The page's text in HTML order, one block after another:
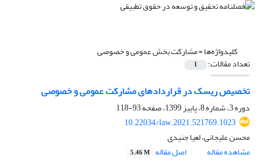
کلیدواژه‌ها =مشارکت بخش عمومی‌ و خصوصی
تعداد مقالات: 1
تخصیص ریسک در قرارداد‌های مشارکت عمومی و خصوصی
دوره 3، شماره 8، پاییز 1399، صفحه
93-118
10.22034/law.2021.521769.1023
محسن علیجانی، لعیا جنیدی
مشاهده مقاله
اصل مقاله 5.46 M